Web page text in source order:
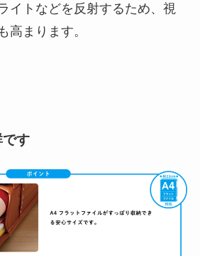
イトなどを反射するため、視
高まります。
す